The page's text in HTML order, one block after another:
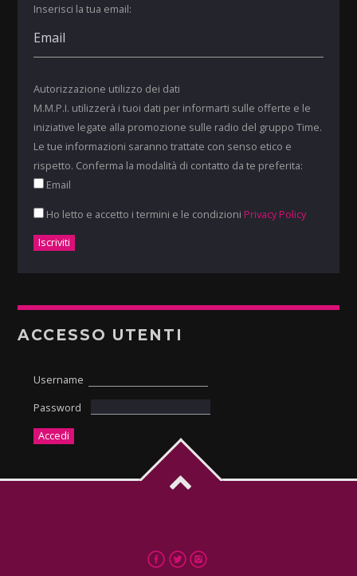
Inserisci la tua email:
Autorizzazione utilizzo dei dati
M.M.P.I. utilizzerà i tuoi dati per informarti sulle offerte e le
iniziative legate alla promozione sulle radio del gruppo Time.
Le tue informazioni saranno trattate con senso etico e
rispetto. Conferma la modalità di contatto da te preferita:
Email
Ho letto e accetto i termini e le condizioni Privacy Policy
ACCESSO UTENTI
Username
Password